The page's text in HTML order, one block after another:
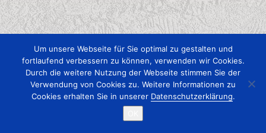
Um unsere Webseite für Sie optimal zu gestalten und
fortlaufend verbessern zu können, verwenden wir Cookies.
Durch die weitere Nutzung der Webseite stimmen Sie der
Verwendung von Cookies zu. Weitere Informationen zu
Cookies erhalten Sie in unserer Datenschutzerklärung.